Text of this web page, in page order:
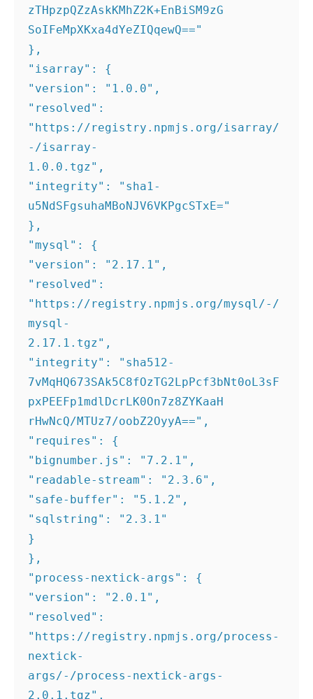
zTHpzpQZzAskKMhZ2K+EnBiSM9zG
SoIFeMpXKxa4dYeZIQqewQ=="
},
"isarray": {
"version": "1.0.0",
"resolved":
"https://registry.npmjs.org/isarray/
-/isarray-
1.0.0.tgz",
"integrity": "sha1-
u5NdSFgsuhaMBoNJV6VKPgcSTxE="
},
"mysql": {
"version": "2.17.1",
"resolved":
"https://registry.npmjs.org/mysql/-/
mysql-
2.17.1.tgz",
"integrity": "sha512-
7vMqHQ673SAk5C8fOzTG2LpPcf3bNt0oL3sF
pxPEEFp1mdlDcrLK0On7z8ZYKaaH
rHwNcQ/MTUz7/oobZ2OyyA==",
"requires": {
"bignumber.js": "7.2.1",
"readable-stream": "2.3.6",
"safe-buffer": "5.1.2",
"sqlstring": "2.3.1"
}
},
"process-nextick-args": {
"version": "2.0.1",
"resolved":
"https://registry.npmjs.org/process-
nextick-
args/-/process-nextick-args-
2.0.1.tgz",